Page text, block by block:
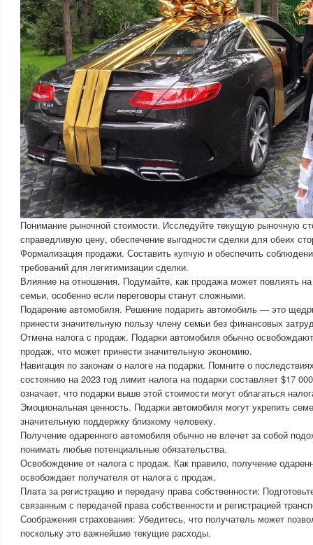
Понимание рыночной стоимости. Исследуйте текущую рыночную
справедливую цену, обеспечение выгодности сделки для обеих
Формализация продажи. Составить купчую и обеспечить
требований для легитимизации сделки.
Влияние на отношения. Подумайте, как продажа может повлиять
семьи, особенно если переговоры станут сложными.
Подарение автомобиля. Решение подарить автомобиль — это
принести значительную пользу члену семьи без финансовых
Отмена налога с продаж. Подарки автомобиля обычно
продаж, что может принести значительную экономию.
Навигация по законам о налоге на подарки. Помните о
состоянию на 2023 год лимит налога на подарки составляет $17
означает, что подарки выше этой стоимости могут облагаться
Эмоциональная ценность. Подарки автомобиля могут укрепить
значительную поддержку близкому человеку.
Получение одаренного автомобиля обычно не влечет за собой
понимать любые потенциальные обязательства.
Освобождение от налога с продаж. Как правило, получение
освобождает получателя от налога с продаж.
Плата за регистрацию и передачу права собственности:
связанным с передачей права собственности и регистрацией
Соображения страхования: Убедитесь, что получатель может
поскольку это важнейшие текущие расходы.